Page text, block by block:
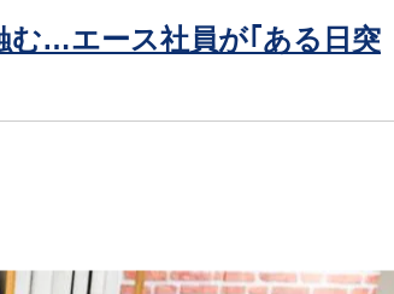
む…エース社員が｢ある日突